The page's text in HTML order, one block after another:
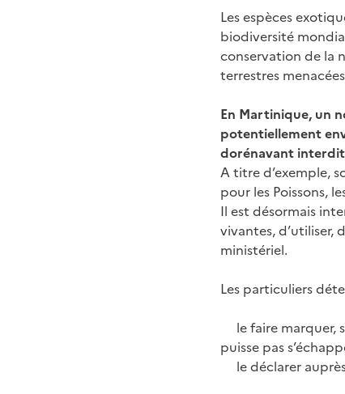
Les espèces
biodiversité
conservation de la
terrestres
En Martinique, un
potentiellement
dorénavant
A titre d’exemple,
pour les Poissons,
Il est désormais
vivantes, d’utiliser,
ministériel.
Les particuliers
le faire marquer,
puisse pas
le déclarer